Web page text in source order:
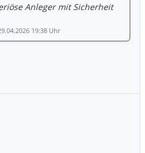
Anleger mit Sicherheit
19:38 Uhr